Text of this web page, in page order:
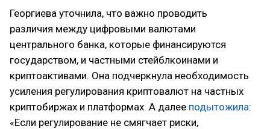
Георгиева уточнила, что важно проводить
различия между цифровыми валютами
центрального банка, которые финансируются
государством, и частными стейблкоинами и
криптоактивами. Она подчеркнула необходимость
усиления регулирования криптовалют на частных
криптобиржах и платформах. А далее подытожила:
«Если регулирование не смягчает риски,